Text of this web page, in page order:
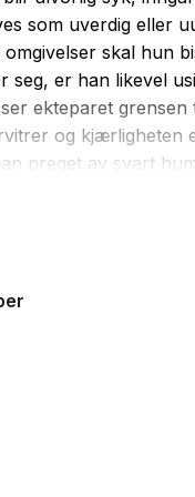
som uverdig eller
skal hun
seg, er han likevel
ekteparet grensen
og kjærligheten
preget av svart
det umulige, og en
til